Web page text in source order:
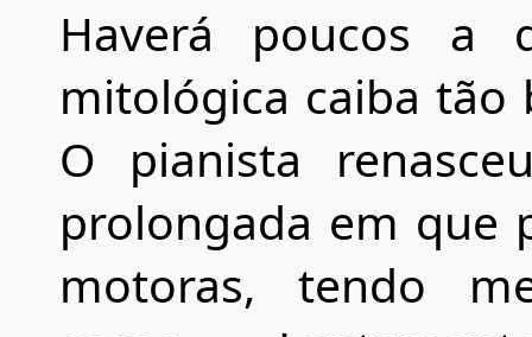
Haverá poucos a
mitológica caiba tão
O pianista
prolongada em que
motoras, tendo